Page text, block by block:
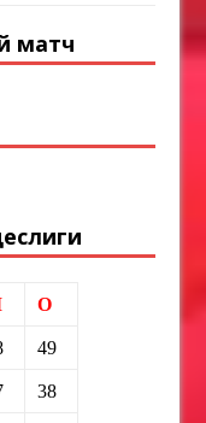
матч
О
49
38